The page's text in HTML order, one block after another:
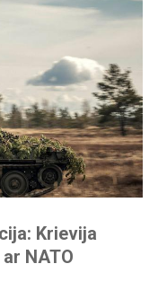
Krievija
NATO